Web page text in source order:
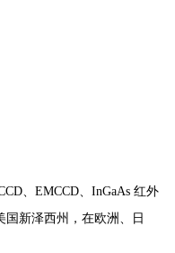
、EMCCD、InGaAs 红外
新泽西州，在欧洲、日